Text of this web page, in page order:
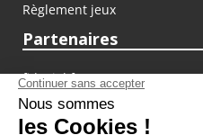
Règlement jeux
Partenaires
fiducial.fr
lyoncapitale.fr
olympique-et-lyonnais.com